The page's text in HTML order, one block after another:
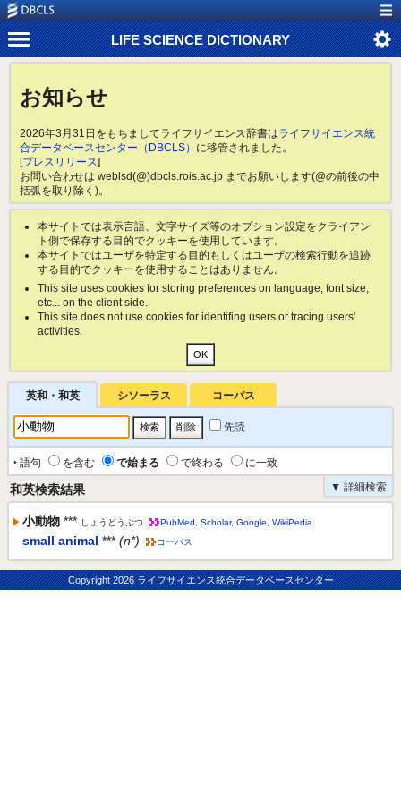
LIFE SCIENCE DICTIONARY
お知らせ
2026年3月31日をもちましてライフサイエンス辞書はライフサイエンス統
合データベースセンター（DBCLS） に移管されました。
[プレスリリース]
お問い合わせは weblsd(@)dbcls.rois.ac.jp までお願いします(@の前後の中
括弧を取り除く)。
本サイトでは表示言語、文字サイズ等のオプション設定をクライアン
ト側で保存する目的でクッキーを使用しています。
本サイトではユーザを特定する目的もしくはユーザの検索行動を追跡
する目的でクッキーを使用することはありません。
This site uses cookies for storing preferences on language, font size,
etc... on the client side.
This site does not use cookies for identifing users or tracing users'
activities.
英和・和英 シソーラス コーパス
先読
‣ 語句 を含む で始まる で終わる
に一致
▼ 詳細検索
和英検索結果
小動物 *** しょうどうぶつ PubMed Scholar, Google WikiPedia
small animal *** (n*) コーパス
Copyright2026 ライフサイエンス統合データベースセンター